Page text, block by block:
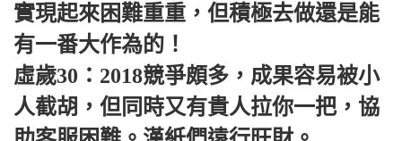
實現起來困難重重，但積極去做還是能
有一番大作為的！
虛歲30：2018競爭頗多，成果容易被小
人截胡，但同時又有貴人拉你一把，協